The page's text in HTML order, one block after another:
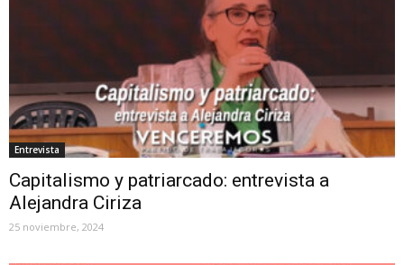
Entrevista
Capitalismo y patriarcado: entrevista a
Alejandra Ciriza
25 noviembre, 2024